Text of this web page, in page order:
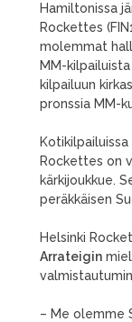
Hamiltonissa
Rockettes
molemmat
MM-
kilpailuun
pronssia MM-
Rockettes on
kärkijoukkue.
peräkkäisen
Helsinki
Arrateigin
– Me olemme